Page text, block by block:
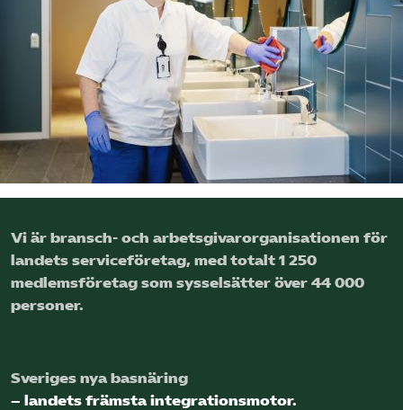
SRY
Bli medlem
Logga in på Arbetsgivarguiden
Press
In English
Beställ trycksaker
Vi är bransch- och arbetsgivar­organisationen för
landets service­företag, med totalt 1 250
medlems­företag som sysselsätter över 44 000
personer.
Sveriges nya basnäring
– landets främsta integrationsmotor.